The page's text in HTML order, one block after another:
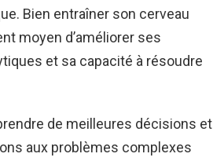
Bien entraîner son cerveau
moyen d’améliorer ses
et sa capacité à résoudre
de meilleures décisions et
aux problèmes complexes